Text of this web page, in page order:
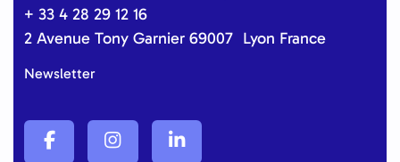
+ 33 4 28 29 12 16
2 Avenue Tony Garnier 69007 Lyon France
Newsletter